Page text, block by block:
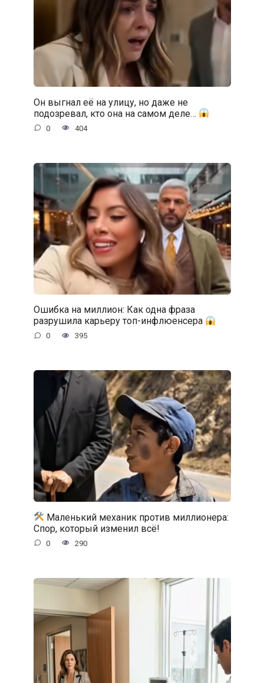
Он выгнал её на улицу, но даже не
подозревал, кто она на самом деле…
0 404
Ошибка на миллион: Как одна фраза
разрушила карьеру топ-инфлюенсера
0 395
Маленький механик против миллионера:
Спор, который изменил всё!
0 290